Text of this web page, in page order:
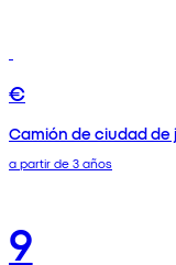
€
Camión de ciudad de
a partir de 3 años
9